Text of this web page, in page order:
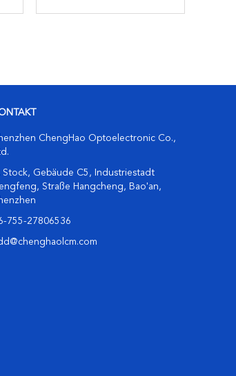
ChengHao Optoelectronic Co.,
Stock, Gebäude C5, Industriestadt
Straße Hangcheng, Bao'an,
755-27806536